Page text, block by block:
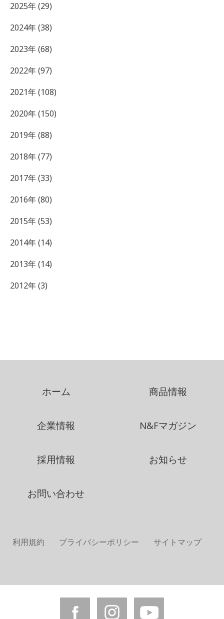
2025年 (29)
2024年 (38)
2023年 (68)
2022年 (97)
2021年 (108)
2020年 (150)
2019年 (88)
2018年 (77)
2017年 (33)
2016年 (80)
2015年 (53)
2014年 (14)
2013年 (14)
2012年 (3)
ホーム 商品情報
企業情報 N&Fマガジン
採用情報 お知らせ
お問い合わせ
利用規約 プライバシーポリシー サイトマップ